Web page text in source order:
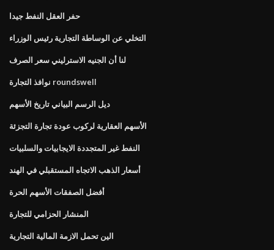
حفر العقل النفط جيدا
التخلي عن الوساطة التجارية رئيس الوزراء
لنا أن الجنيه الاسترليني سعر الصرف
نوافذ التجارة roundswell
ديل الرسم البياني تاريخ الأسهم
الأسهم العقارية لركوب عودة تجارة التجزئة
النفط غير المتجددة الايجابيات والسلبيات
أسعار الذهب الاتجاه المستقبلي في الهند
أفضل الصفقات الأسهم الحرة
المنشار الحزامي للتجارة
الين تحمل الازمة المالية التجارية